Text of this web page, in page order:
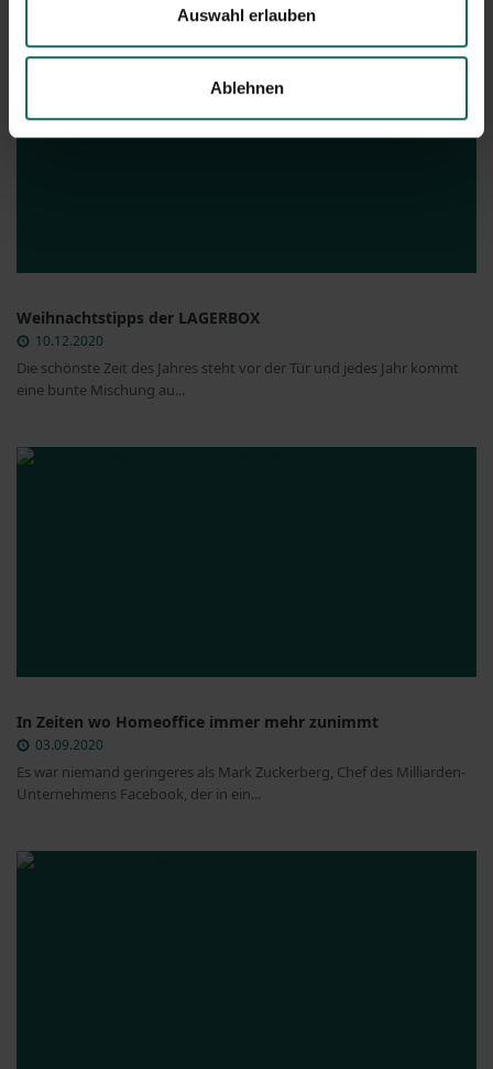
Auswahl erlauben
Ablehnen
Weihnachtstipps der LAGERBOX
Die schönste Zeit des Jahres steht vor der Tür und jedes Jahr kommt
eine bunte Mischung au...
10.12.2020
In Zeiten wo Homeoffice immer mehr zunimmt
Es war niemand geringeres als Mark Zuckerberg, Chef des Milliarden-
Unternehmens Facebook, der in ein...
03.09.2020